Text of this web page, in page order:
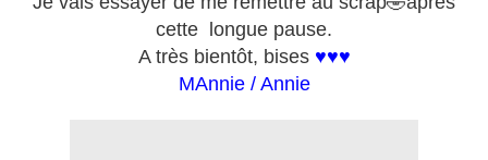
cette longue pause.
A très bientôt, bises ♥♥♥
MAnnie / Annie